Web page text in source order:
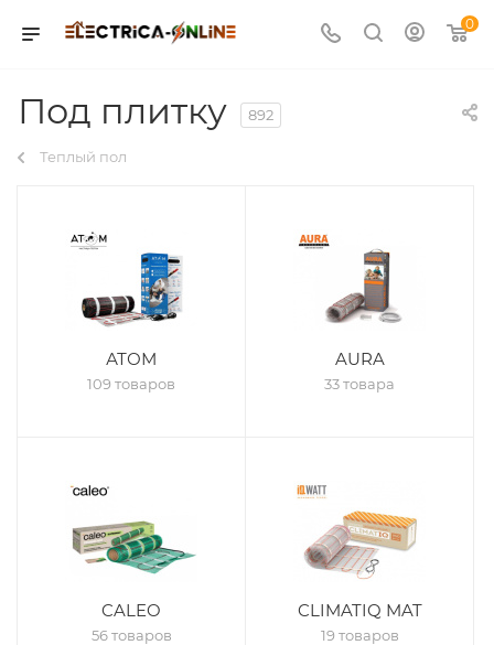
0
Под плитку 892
Теплый пол
АТОМ
109 товаров
AURA
33 товара
CALEO
56 товаров
CLIMATIQ MAT
19 товаров